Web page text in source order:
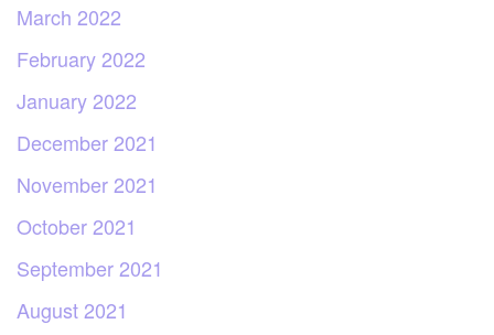
March 2022
February 2022
January 2022
December 2021
November 2021
October 2021
September 2021
August 2021